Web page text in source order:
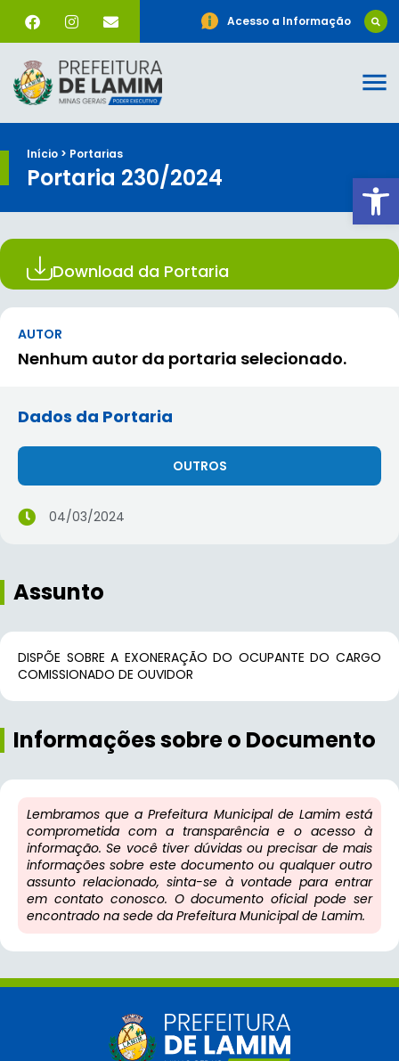
Acesso a Informação
Início > Portarias
Portaria 230/2024
Download da Portaria
AUTOR
Nenhum autor da portaria selecionado.
Dados da Portaria
OUTROS
04/03/2024
Assunto
DISPÕE SOBRE A EXONERAÇÃO DO OCUPANTE DO CARGO
COMISSIONADO DE OUVIDOR
Informações sobre o Documento
Lembramos que a Prefeitura Municipal de Lamim está
comprometida com a transparência e o acesso à
informação. Se você tiver dúvidas ou precisar de mais
informações sobre este documento ou qualquer outro
assunto relacionado, sinta-se à vontade para entrar
em contato conosco. O documento oficial pode ser
encontrado na sede da Prefeitura Municipal de Lamim.